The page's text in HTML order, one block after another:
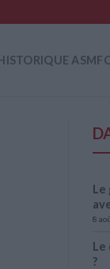
Le
8
Le
?